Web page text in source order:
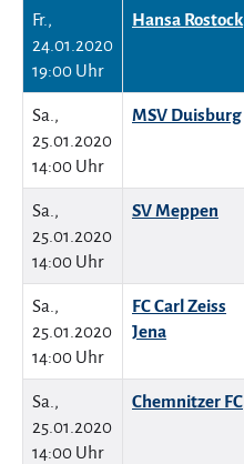
Fr.,
24.01.2020
19:00 Uhr
Hansa Rostock
Sa.,
25.01.2020
14:00 Uhr
MSV Duisburg
Sa.,
25.01.2020
14:00 Uhr
SV Meppen
Sa.,
25.01.2020
14:00 Uhr
FC Carl Zeiss
Jena
Sa.,
25.01.2020
14:00 Uhr
Chemnitzer FC